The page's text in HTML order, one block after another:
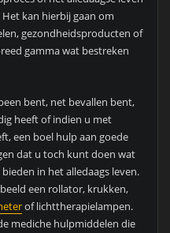
kan hierbij gaan om
gezondheidsproducten of
gamma wat bestreken
bent, net bevallen bent,
heeft of indien u met
een boel hulp aan goede
dat u toch kunt doen wat
in het alledaags leven.
een rollator, krukken,
of lichttherapielampen.
mediche hulpmiddelen die